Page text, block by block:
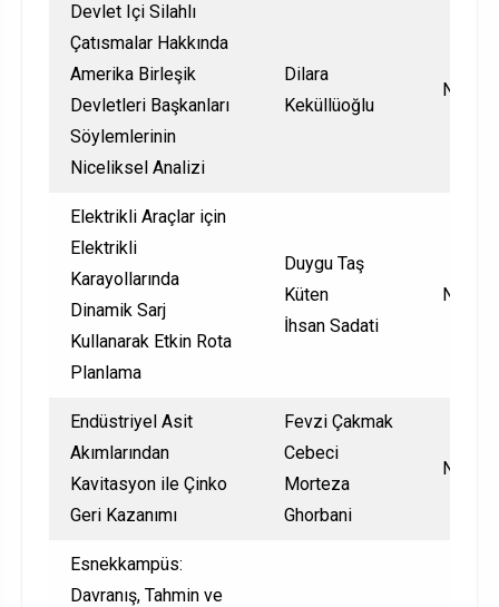
Devlet Içi Silahlı
Çatısmalar Hakkında
Amerika Birleşik
Devletleri Başkanları
Söylemlerinin
Niceliksel Analizi
Dilara
Keküllüoğlu
Elektrikli Araçlar için
Elektrikli
Karayollarında
Dinamik Sarj
Kullanarak Etkin Rota
Planlama
Duygu Taş
Küten
İhsan Sadati
Endüstriyel Asit
Akımlarından
Kavitasyon ile Çinko
Geri Kazanımı
Fevzi Çakmak
Cebeci
Morteza
Ghorbani
Esnekkampüs:
Davranış, Tahmin ve